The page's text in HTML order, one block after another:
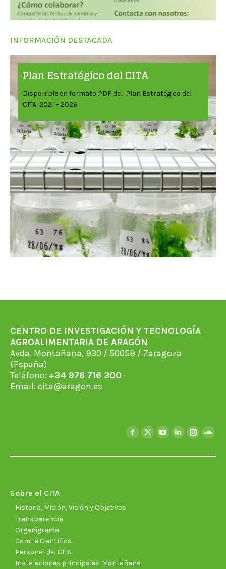
INFORMACIÓN DESTACADA
Plan Estratégico del CITA
Disponible en formato PDF del Plan Estratégico del
CITA 2021 – 2026
CENTRO DE INVESTIGACIÓN Y TECNOLOGÍA
AGROALIMENTARIA DE ARAGÓN
Avda. Montañana, 930 / 50059 / Zaragoza
(España)
Teléfono: +34 976 716 300 ·
Email: cita@aragon.es
Facebook
X
YouTubeLinkedin
Sobre el CITA
Historia, Misión, Visión y Objetivos
Transparencia
Organigrama
Comité Científico
Personal del CITA
Instalaciones principales. Montañana